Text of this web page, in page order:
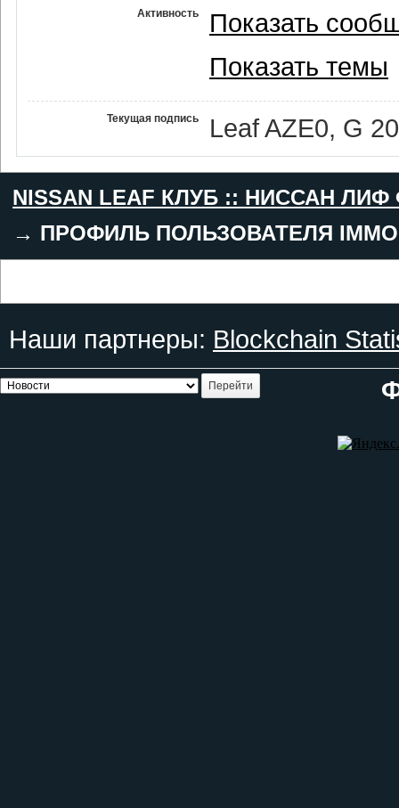
Активность
Показать
Показать темы
Текущая подпись Leaf AZE0, G
NISSAN LEAF КЛУБ :: НИССАН
→ ПРОФИЛЬ ПОЛЬЗОВАТЕЛЯ
Наши партнеры: Blockchain